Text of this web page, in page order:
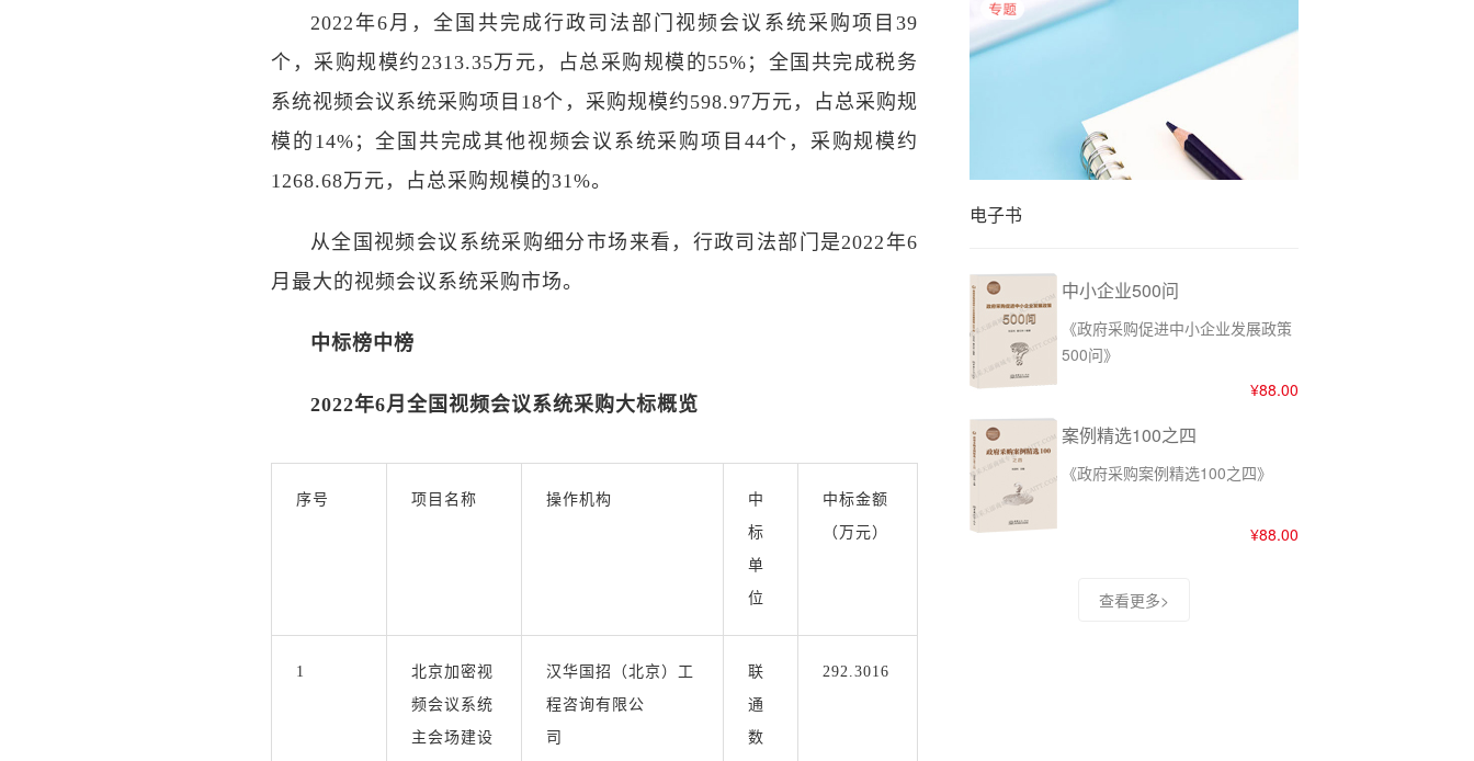
2022年6月，全国共完成行政司法部门视频会议系统采购项目39
个，采购规模约2313.35万元，占总采购规模的55%；全国共完成税务
系统视频会议系统采购项目18个，采购规模约598.97万元，占总采购规
模的14%；全国共完成其他视频会议系统采购项目44个，采购规模约
1268.68万元，占总采购规模的31%。
从全国视频会议系统采购细分市场来看，行政司法部门是2022年6
月最大的视频会议系统采购市场。
中标榜中榜
2022年6月全国视频会议系统采购大标概览
序号 项目名称 操作机构
中
标
单
位
中标金额
（万元）
1
北京加密视
频会议系统
主会场建设
汉华国招（北京）工
程咨询有限公
司
联
通
数
292.3016
电子书
中小企业500问
《政府采购促进中小企业发展政策
500问》
¥88.00
案例精选100之四
《政府采购案例精选100之四》
¥88.00
查看更多>